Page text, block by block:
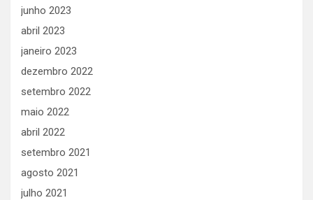
junho 2023
abril 2023
janeiro 2023
dezembro 2022
setembro 2022
maio 2022
abril 2022
setembro 2021
agosto 2021
julho 2021